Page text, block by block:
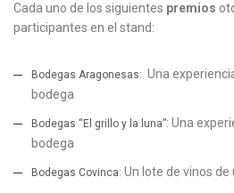
Cada uno de los siguientes premios
participantes en el stand:
Bodegas Aragonesas: Una
bodega
Bodegas “El grillo y la luna”: Una
bodega
Bodegas Covinca: Un lote de vinos